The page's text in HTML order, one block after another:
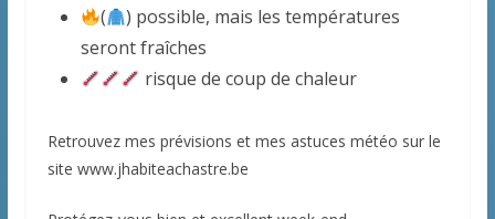
(
) possible, mais les températures
seront fraîches
risque de coup de chaleur
Retrouvez mes prévisions et mes astuces météo sur le
site www.jhabiteachastre.be